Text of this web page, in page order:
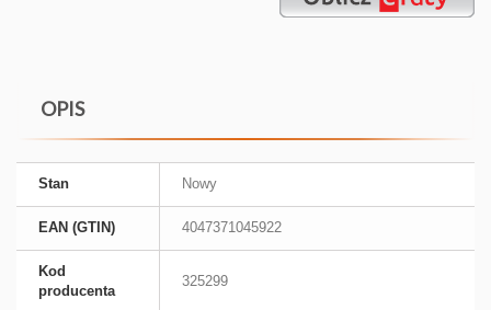
OPIS
Stan Nowy
EAN (GTIN) 4047371045922
Kod
producenta
325299